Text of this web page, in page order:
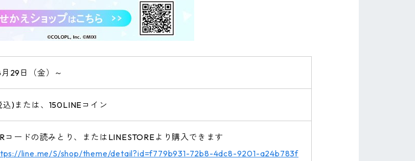
29日（金）～
)または、150LINEコイン
コードの読みとり、またはLINESTOREより購入できます
line.me/S/shop/theme/detail?id=f779b931-72b8-4dc8-9201-a24b783f